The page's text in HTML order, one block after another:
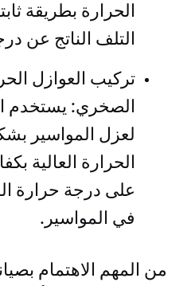
الحرارة بطريقة
التلف الناتج عن
تركيب العوازل
الصخري: يستخدم
لعزل المواسير
الحرارة العالية
على درجة حرارة
في المواسير.
من المهم الاهتمام